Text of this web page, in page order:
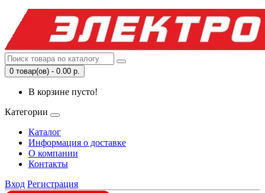
0 товар(ов) - 0.00 р.
В корзине пусто!
Категории
Каталог
Информация о доставке
О компании
Контакты
Вход Регистрация